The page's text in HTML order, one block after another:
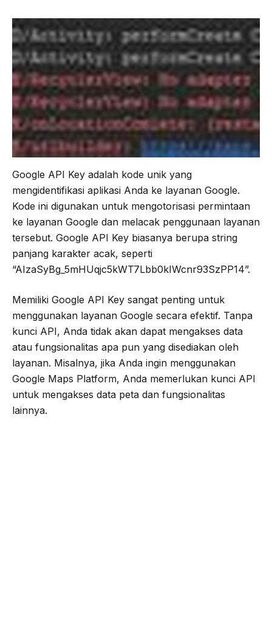
o
o
k
t
e
r
r
a
m
Google API Key adalah kode unik yang
mengidentifikasi aplikasi Anda ke layanan Google.
Kode ini digunakan untuk mengotorisasi permintaan
ke layanan Google dan melacak penggunaan layanan
tersebut. Google API Key biasanya berupa string
panjang karakter acak, seperti
“AIzaSyBg_5mHUqjc5kWT7Lbb0kIWcnr93SzPP14”.
Memiliki Google API Key sangat penting untuk
menggunakan layanan Google secara efektif. Tanpa
kunci API, Anda tidak akan dapat mengakses data
atau fungsionalitas apa pun yang disediakan oleh
layanan. Misalnya, jika Anda ingin menggunakan
Google Maps Platform, Anda memerlukan kunci API
untuk mengakses data peta dan fungsionalitas
lainnya.